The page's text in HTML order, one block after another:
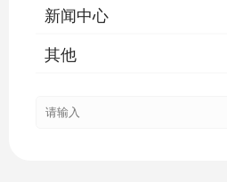
新闻中心
其他